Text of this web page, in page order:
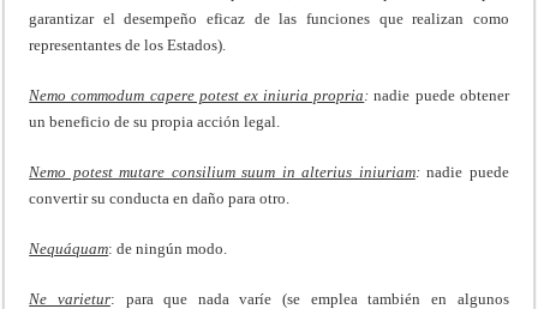
garantizar el desempeño eficaz de las funciones que realizan como
representantes de los Estados).
Nemo commodum capere potest ex iniuria propria :nadie puede obtener
un beneficio de su propia acción legal.
Nemo potest mutare consilium suum in alterius iniuriam:nadie puede
convertir su conducta en daño para otro.
Nequáquam: de ningún modo.
Ne varietur: para que nada varíe (se emplea también en algunos